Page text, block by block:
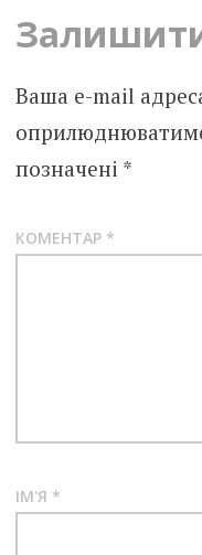
Ваша e-mail
позначені *
КОМЕНТАР *
ІМ'Я *